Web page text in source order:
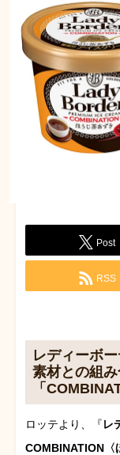
Post
RSS
レディーボ
素材との組
「
ロッテより、『レ
COMBINATION〈